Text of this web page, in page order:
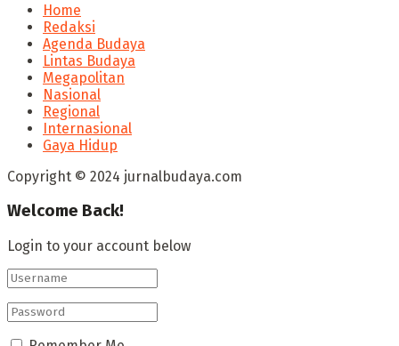
Home
Redaksi
Agenda Budaya
Lintas Budaya
Megapolitan
Nasional
Regional
Internasional
Gaya Hidup
Copyright © 2024 jurnalbudaya.com
Welcome Back!
Login to your account below